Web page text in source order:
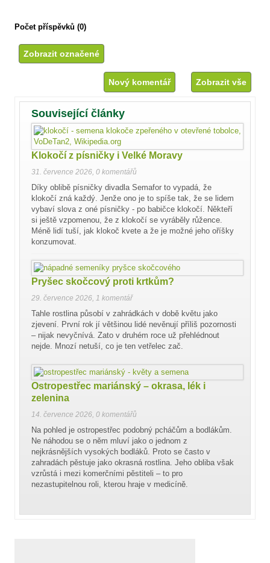
Počet příspěvků (0)
Nový komentář Zobrazit vše
Související články
Klokočí z písničky i Velké Moravy
31. července 2026 0 komentářů
Díky oblibě písničky divadla Semafor to vypadá, že
klokočí zná každý. Jenže ono je to spíše tak, že se lidem
vybaví slova z oné písničky - po babičce klokočí. Někteří
si ještě vzpomenou, že z klokočí se vyráběly růžence.
Méně lidí tuší, jak klokoč kvete a že je možné jeho oříšky
konzumovat.
Pryšec skočcový proti krtkům?
29. července 2026 1 komentář
Tahle rostlina působí v zahrádkách v době květu jako
zjevení. První rok jí většinou lidé nevěnují příliš pozornosti
– nijak nevyčnívá. Zato v druhém roce už přehlédnout
nejde. Mnozí netuší, co je ten vetřelec zač.
Ostropestřec mariánský – okrasa, lék i
zelenina
14. července 2026 0 komentářů
Na pohled je ostropestřec podobný pcháčům a bodlákům.
Ne náhodou se o něm mluví jako o jednom z
nejkrásnějších vysokých bodláků. Proto se často v
zahradách pěstuje jako okrasná rostlina. Jeho obliba však
vzrůstá i mezi komerčními pěstiteli – to pro
nezastupitelnou roli, kterou hraje v medicíně.